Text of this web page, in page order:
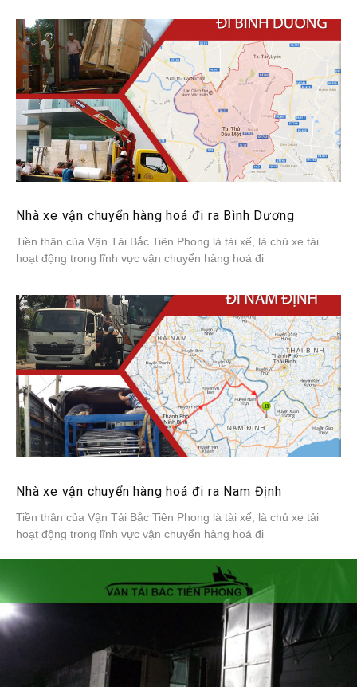
Nhà xe vận chuyển hàng hoá đi ra Bình Dương
Tiền thân của Vận Tải Bắc Tiên Phong là tài xế, là chủ xe tải
hoạt động trong lĩnh vực vận chuyển hàng hoá đi
Nhà xe vận chuyển hàng hoá đi ra Nam Định
Tiền thân của Vận Tải Bắc Tiên Phong là tài xế, là chủ xe tải
hoạt động trong lĩnh vực vận chuyển hàng hoá đi